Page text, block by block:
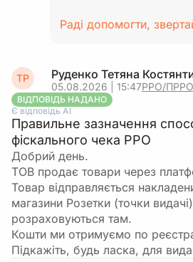
Раді допомогти,
ТР Руденко Тетяна
05.08.2026 | 15:47РРО/
ВІДПОВІДЬ НАДАНО
Є відповідь АІ
Правильне зазначення
фіскального чека РРО
Добрий день.
ТОВ продає товари через
Товар відправляється
магазини Розетки (точки
розраховуються там.
Кошти ми отримуємо по
Підкажіть, будь ласка, для